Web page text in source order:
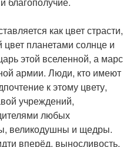
как цвет страсти,
планетами солнце и
этой вселенной, а марс
армии. Люди, кто имеют
к этому цвету,
учреждений,
любых
великодушны и щедры.
вперёд, выносливость,